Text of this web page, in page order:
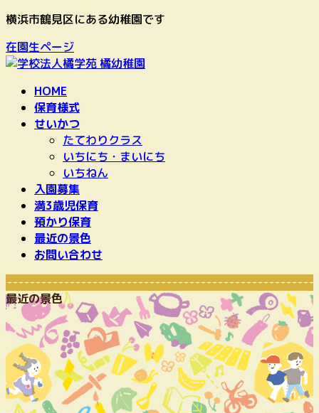
コ
テ
ン
ナ
ゲ
ー
横浜市鶴見区にある幼稚園です
在園生ページ
HOME
保育様式
せいかつ
たてわりクラス
いちにち・まいにち
いちねん
入園募集
満3歳児保育
預かり保育
最近の景色
お問い合わせ
最近の景色